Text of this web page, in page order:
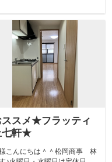
ススメ★フラッティ
七軒★
こんにちは＾＾松岡商事 林